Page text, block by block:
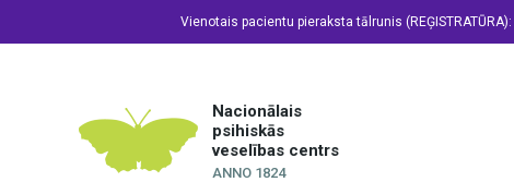
Vienotais pacientu pieraksta tālrunis (REĢISTRATŪRA):
Nacionālais
psihiskās
veselības centrs
ANNO 1824